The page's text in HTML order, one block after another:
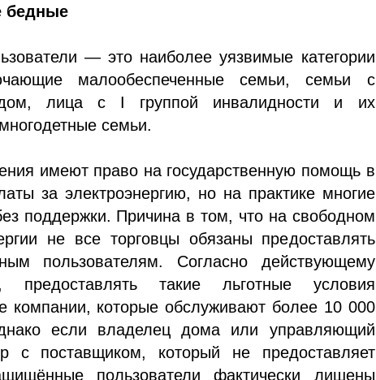
бедные
— это наиболее уязвимые категории
малообеспеченные семьи, семьи с
лица с I группой инвалидности и их
семьи.
имеют право на государственную помощь в
за электроэнергию, но на практике многие
поддержки. Причина в том, что на свободном
не все торговцы обязаны предоставлять
пользователям. Согласно действующему
предоставлять такие льготные условия
компании, которые обслуживают более 10 000
если владелец дома или управляющий
с поставщиком, который не предоставляет
пользователи фактически лишены